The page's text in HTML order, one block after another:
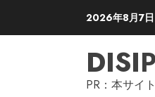
2026年8月7日
PR：本サイ